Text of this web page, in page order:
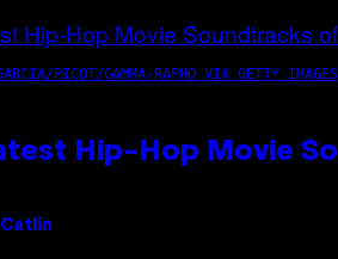
PICOT/GAMMA-RAPHO VIA GETTY
Hip-Hop Movie